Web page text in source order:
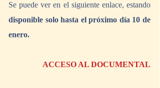
disponible solo hasta el próximo día 10 de
enero.
ACCESO AL DOCUMENTAL